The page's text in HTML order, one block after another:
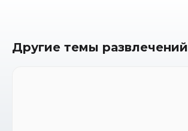
Другие темы развлечений